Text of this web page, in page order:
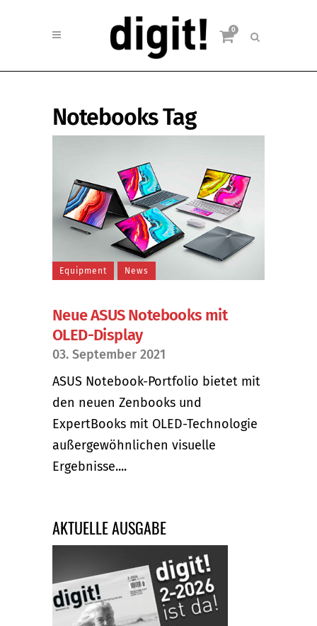
0
Notebooks Tag
Equipment News
Neue ASUS Notebooks mit
OLED-Display
03. September 2021
ASUS Notebook-Portfolio bietet mit
den neuen Zenbooks und
ExpertBooks mit OLED-Technologie
außergewöhnlichen visuelle
Ergebnisse....
AKTUELLE AUSGABE